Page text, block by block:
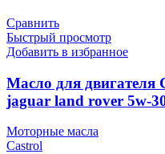
Сравнить
Быстрый просмотр
Добавить в избранное
Масло для двигателя
jaguar land rover 5w-
Моторные масла
Castrol